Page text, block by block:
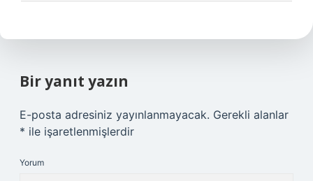
Bir yanıt yazın
E-posta adresiniz yayınlanmayacak. Gerekli alanlar
* ile işaretlenmişlerdir
Yorum